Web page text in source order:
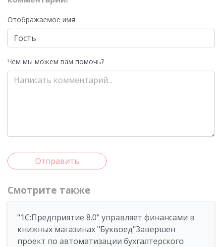
Отображаемое имя
Чем мы можем вам помочь?
Отправить
Смотрите также
"1C:Предприятие 8.0" управляет финансами в
книжных магазинах "Буквоед"Завершен
проект по автоматизации бухгалтерского